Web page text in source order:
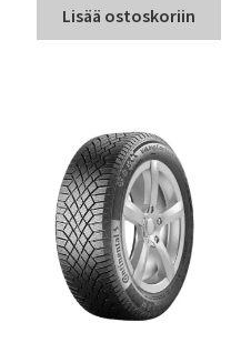
Lisää ostoskoriin